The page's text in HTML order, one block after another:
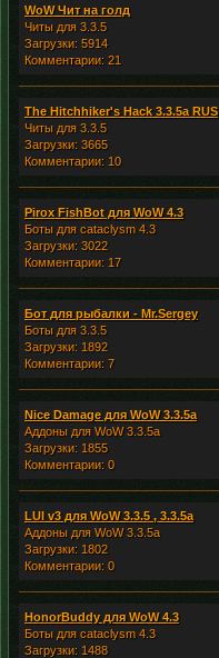
WoW Чит на голд
Читы для 3.3.5
Загрузки: 5914
Комментарии: 21
The Hitchhiker's Hack 3.3.5a RUS
Читы для 3.3.5
Загрузки: 3665
Комментарии: 10
Pirox FishBot для WoW 4.3
Боты для cataclysm 4.3
Загрузки: 3022
Комментарии: 17
Бот для рыбалки - Mr.Sergey
Боты для 3.3.5
Загрузки: 1892
Комментарии: 7
Nice Damage для WoW 3.3.5a
Аддоны для WoW 3.3.5a
Загрузки: 1855
Комментарии: 0
LUI v3 для WoW 3.3.5 , 3.3.5a
Аддоны для WoW 3.3.5a
Загрузки: 1802
Комментарии: 0
HonorBuddy для WoW 4.3
Боты для cataclysm 4.3
Загрузки: 1488